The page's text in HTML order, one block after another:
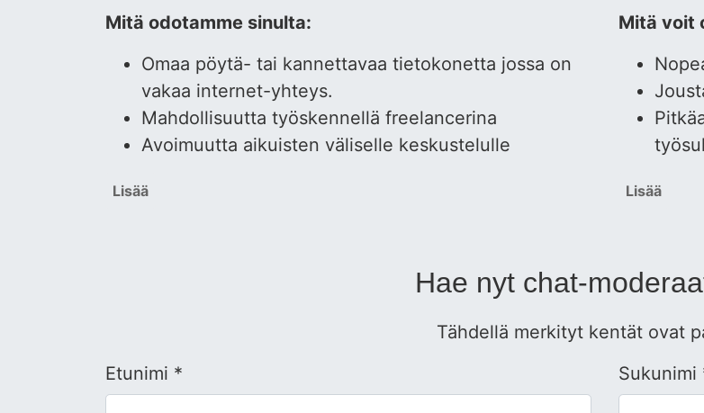
Mitä odotamme sinulta:
Omaa pöytä- tai kannettavaa tietokonetta jossa on
vakaa internet-yhteys.
Mahdollisuutta työskennellä freelancerina
Avoimuutta aikuisten väliselle keskustelulle
Lisää
Mitä voit
Lisää
Hae nyt chat-
Tähdellä merkityt kentät ovat
Etunimi *
Sukunimi